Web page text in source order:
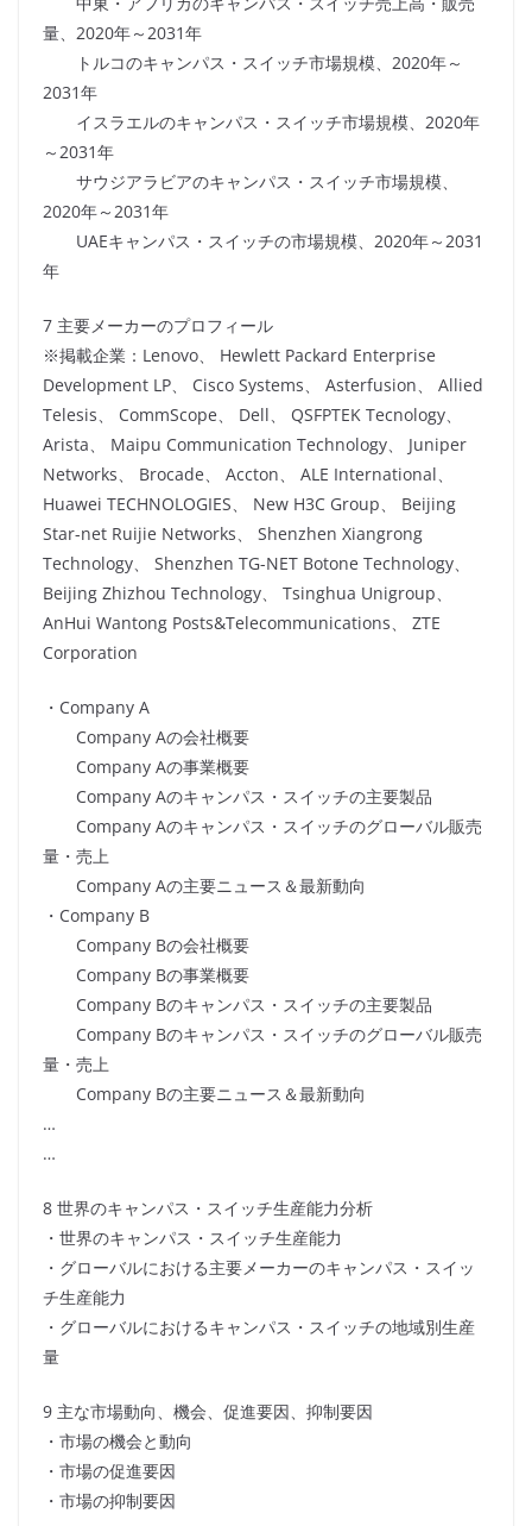
量、2020年～2031年
トルコのキャンパス・スイッチ市場規模、2020年～
2031年
イスラエルのキャンパス・スイッチ市場規模、2020年
～2031年
サウジアラビアのキャンパス・スイッチ市場規模、
2020年～2031年
UAEキャンパス・スイッチの市場規模、2020年～2031
年
7 主要メーカーのプロフィール
※掲載企業：Lenovo、 Hewlett Packard Enterprise
Development LP、 Cisco Systems、 Asterfusion、 Allied
Telesis、 CommScope、 Dell、 QSFPTEK Tecnology、
Arista、 Maipu Communication Technology、 Juniper
Networks、 Brocade、 Accton、 ALE International、
Huawei TECHNOLOGIES、 New H3C Group、 Beijing
Star-net Ruijie Networks、 Shenzhen Xiangrong
Technology、 Shenzhen TG-NET Botone Technology、
Beijing Zhizhou Technology、 Tsinghua Unigroup、
AnHui Wantong Posts&Telecommunications、 ZTE
Corporation
・Company A
Company Aの会社概要
Company Aの事業概要
Company Aのキャンパス・スイッチの主要製品
Company Aのキャンパス・スイッチのグローバル販売
量・売上
Company Aの主要ニュース＆最新動向
・Company B
Company Bの会社概要
Company Bの事業概要
Company Bのキャンパス・スイッチの主要製品
Company Bのキャンパス・スイッチのグローバル販売
量・売上
Company Bの主要ニュース＆最新動向
…
…
8 世界のキャンパス・スイッチ生産能力分析
・世界のキャンパス・スイッチ生産能力
・グローバルにおける主要メーカーのキャンパス・スイッ
チ生産能力
・グローバルにおけるキャンパス・スイッチの地域別生産
量
9 主な市場動向、機会、促進要因、抑制要因
・市場の機会と動向
・市場の促進要因
・市場の抑制要因